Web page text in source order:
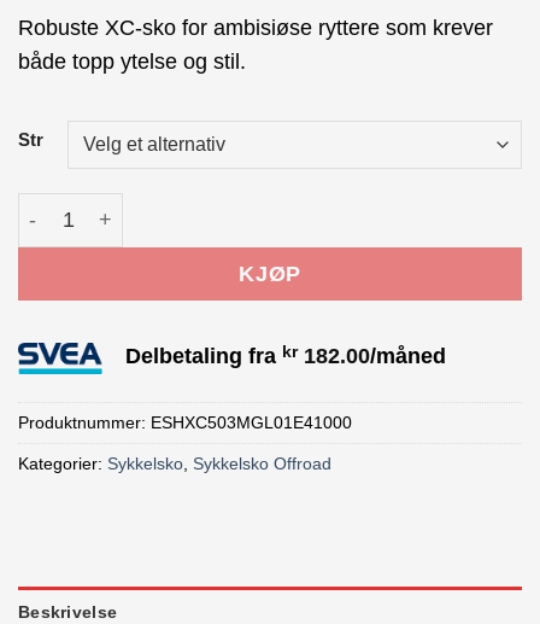
var:
kr 1,999.00.
er:
Robuste XC-sko for ambisiøse ryttere som krever
både topp ytelse og stil.
Str
Shimano XC503 Sykkelsko svart antall
KJØP
Delbetaling fra kr182.00/måned
Produktnummer: ESHXC503MGL01E41000
Kategorier: Sykkelsko Sykkelsko Offroad
Beskrivelse